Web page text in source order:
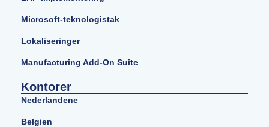
Microsoft-teknologistak
Lokaliseringer
Manufacturing Add-On Suite
Kontorer
Nederlandene
Belgien